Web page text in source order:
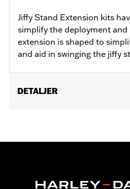
Jiffy Stand Extension kits
simplify the deployment
extension is shaped to
and aid in swinging the jiffy
DETALJER
Sold In Units:Each